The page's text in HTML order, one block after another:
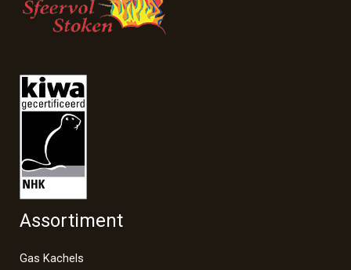
Assortiment
Gas Kachels